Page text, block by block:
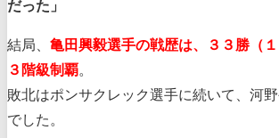
だった」
結局、 亀田興毅選手の戦歴は、３３勝（
３階級制覇。
敗北はポンサクレック選手に続いて、河
でした。